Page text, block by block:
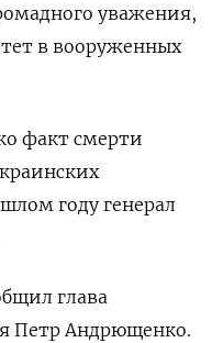
уважения,
в вооруженных
факт смерти
году генерал
глава
Петр Андрющенко.